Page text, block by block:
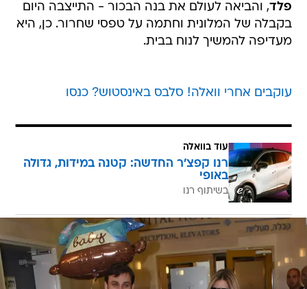
פלד, והביאה לעולם את בנה הבכור - התייצבה היום
בקבלה של המלונית וחתמה על טפסי שחרור. כן, היא
מעדיפה להמשיך לנוח בבית.
עוקבים אחרי וואלה! סלבס באינסטוש? כנסו
עוד בוואלה
רנו קפצ'ר החדשה: קטנה במידות, גדולה
באופי
בשיתוף רנו